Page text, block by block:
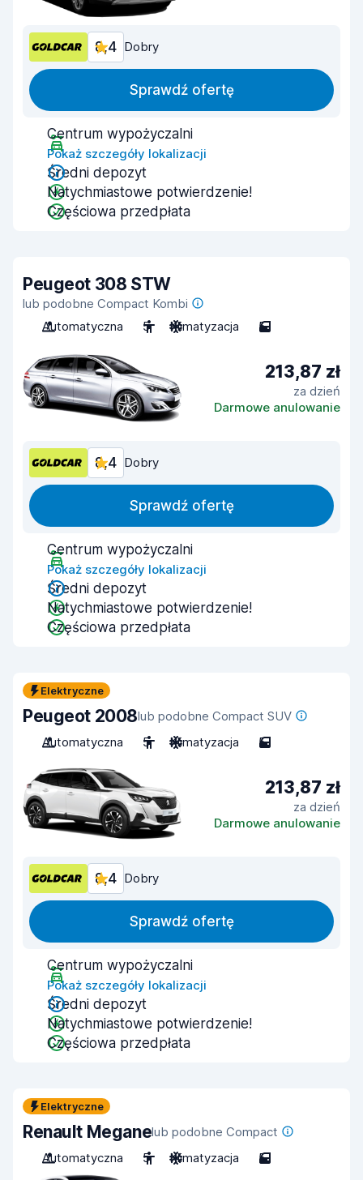
8,4 Dobry
Sprawdź ofertę
Centrum wypożyczalni
Pokaż szczegóły lokalizacji
Średni depozyt
Natychmiastowe potwierdzenie!
Częściowa przedpłata
Peugeot 308 STW
lub podobne Compact Kombi
Automatyczna
5 Klimatyzacja 5
213,87 zł
za dzień
Darmowe anulowanie
8,4 Dobry
Sprawdź ofertę
Centrum wypożyczalni
Pokaż szczegóły lokalizacji
Średni depozyt
Natychmiastowe potwierdzenie!
Częściowa przedpłata
Elektryczne
Peugeot 2008lub podobne Compact SUV
Automatyczna
5 Klimatyzacja 5
213,87 zł
za dzień
Darmowe anulowanie
8,4 Dobry
Sprawdź ofertę
Centrum wypożyczalni
Pokaż szczegóły lokalizacji
Średni depozyt
Natychmiastowe potwierdzenie!
Częściowa przedpłata
Elektryczne
Renault Meganelub podobne Compact
Automatyczna
5 Klimatyzacja 5